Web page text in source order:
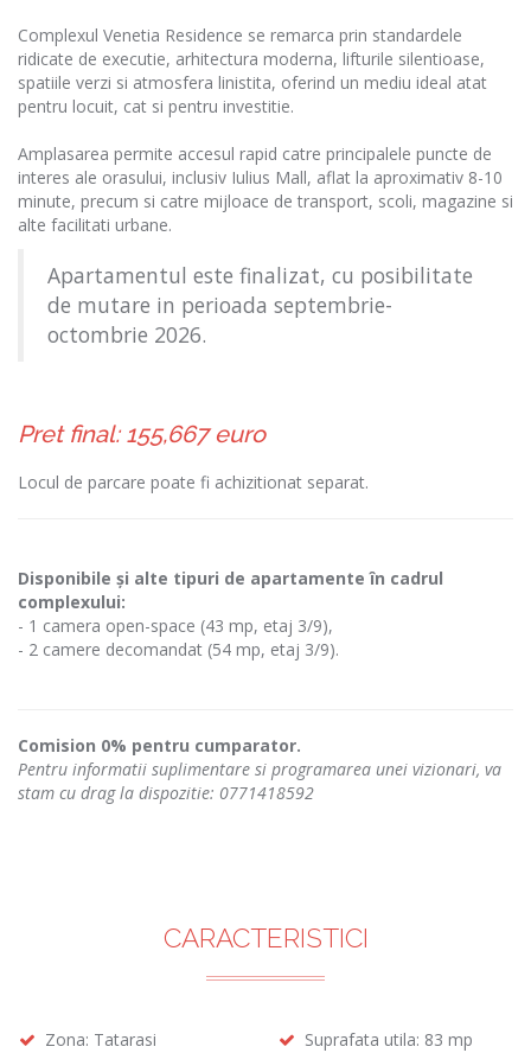
Complexul Venetia Residence se remarca prin standardele
ridicate de executie, arhitectura moderna, lifturile silentioase,
spatiile verzi si atmosfera linistita, oferind un mediu ideal atat
pentru locuit, cat si pentru investitie.
Amplasarea permite accesul rapid catre principalele puncte de
interes ale orasului, inclusiv Iulius Mall, aflat la aproximativ 8-10
minute, precum si catre mijloace de transport, scoli, magazine si
alte facilitati urbane.
Apartamentul este finalizat, cu posibilitate
de mutare in perioada septembrie-
octombrie 2026.
Pret final: 155,667 euro
Locul de parcare poate fi achizitionat separat.
Disponibile și alte tipuri de apartamente în cadrul
complexului:
- 1 camera open-space (43 mp, etaj 3/9),
- 2 camere decomandat (54 mp, etaj 3/9).
Comision 0% pentru cumparator.
Pentru informatii suplimentare si programarea unei vizionari, va
stam cu drag la dispozitie: 0771418592
CARACTERISTICI
Zona: Tatarasi Suprafata utila: 83 mp